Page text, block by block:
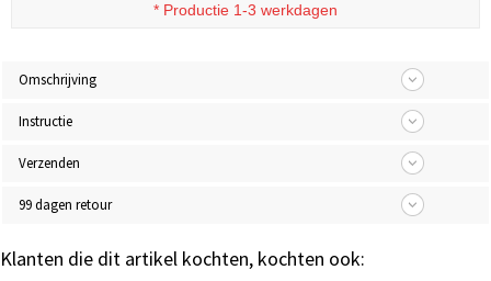
* Productie 1-3 werkdagen
Omschrijving
Instructie
Verzenden
99 dagen retour
Klanten die dit artikel kochten, kochten ook: